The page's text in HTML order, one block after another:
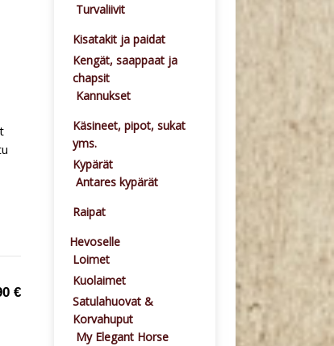
€
Turvaliivit
Kisatakit ja paidat
Kengät, saappaat ja
chapsit
Kannukset
Käsineet, pipot, sukat
yms.
Kypärät
Antares kypärät
Raipat
Hevoselle
Loimet
Kuolaimet
Satulahuovat &
Korvahuput
My Elegant Horse